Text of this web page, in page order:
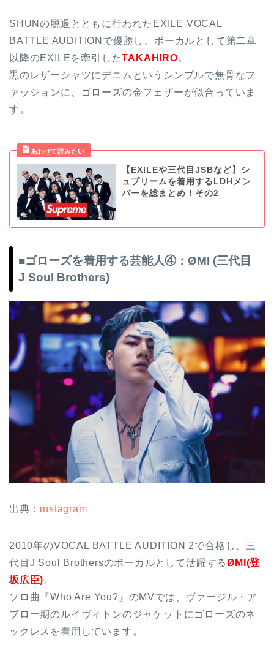
SHUNの脱退とともに行われたEXILE VOCAL
BATTLE AUDITIONで優勝し、ボーカルとして第二章
以降のEXILEを牽引したTAKAHIRO。
黒のレザーシャツにデニムというシンプルで無骨なフ
ァッションに、ゴローズの金フェザーが似合っていま
す。
【EXILEや三代目JSBなど】シ
ュプリームを着用するLDHメン
バーを総まとめ！その2
■ゴローズを着用する芸能人④：ØMI (三代目
J Soul Brothers)
出典： instagram
2010年のVOCAL BATTLE AUDITION 2で合格し、三
代目J Soul Brothersのボーカルとして活躍するØMI(登
坂広臣)。
ソロ曲『Who Are You?』のMVでは、ヴァージル・ア
ブロー期のルイヴィトンのジャケットにゴローズのネ
ックレスを着用しています。